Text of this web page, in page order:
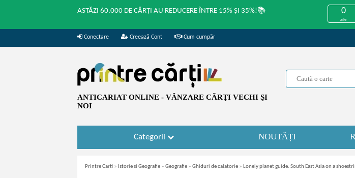
ASTĂZI 60.000 DE CĂRȚI AU REDUCERE ÎNTRE 15% ȘI 35%!📚 0
zile
Conectare Creează Cont Cum cumpăr
ANTICARIAT ONLINE - VÂNZARE CĂRŢI VECHI ŞI
NOI
Categorii NOUTĂȚI
Printre Carti » Istorie si Geografie » Geografie » Ghiduri de calatorie » Lonely planet guide. South East Asia on a